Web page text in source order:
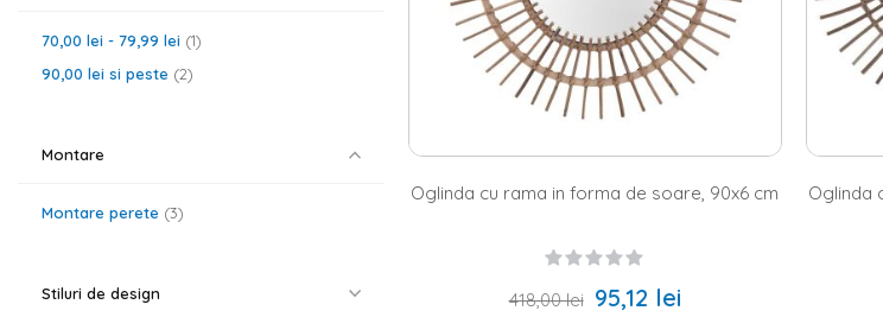
Stilurile moderne de amenajare pun foarte mare accent pe
camera de zi, ai putea alege o oglinda rotunda in forma
completa noua tamobila livingcu o oglinda din metal auriu.
decoratiuni perete, poti incepe cu o oglinda led. De altfel,
dedicat machiajului. Si cum dintr-un astfel de colt nu pot
cromatica din incapere. Si pentru ca am adus in discutie
nu uita ca la capitolul decoratiuni perete, oglinzile joaca un
Oglinda cu rama in forma de soare, 90x6 cm
418,00 lei 95,12 lei
Oglinda
70,00 lei - 79,99 lei
1
90,00 lei si peste 2
Montare
Montare perete 3
Stiluri de design